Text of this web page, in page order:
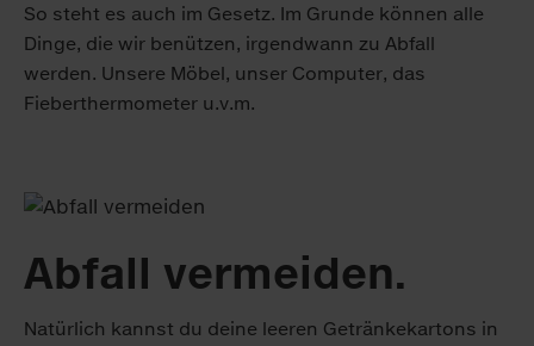
So steht es auch im Gesetz. Im Grunde können alle
Dinge, die wir benützen, irgendwann zu Abfall
werden. Unsere Möbel, unser Computer, das
Fieberthermometer u.v.m.
Abfall vermeiden.
Natürlich kannst du deine leeren Getränke­kartons in